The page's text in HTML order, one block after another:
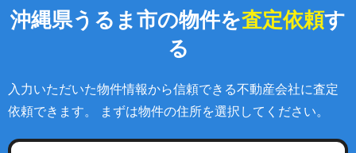
沖縄県うるま市の物件を査定依頼す
る
入力いただいた物件情報から信頼できる不動産会社に査定
依頼できます。 まずは物件の住所を選択してください。